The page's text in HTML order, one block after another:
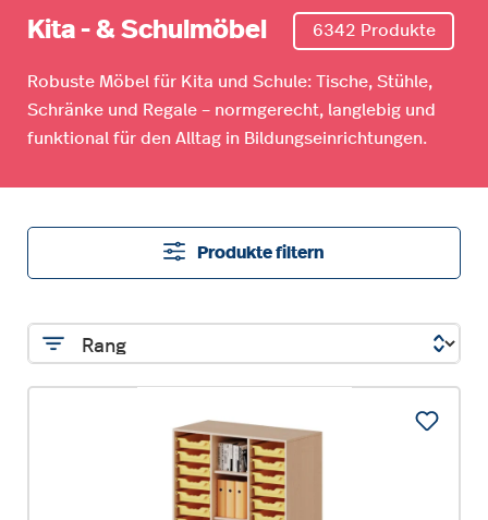
Kita - & Schulmöbel 6342 Produkte
Robuste Möbel für Kita und Schule: Tische, Stühle,
Schränke und Regale – normgerecht, langlebig und
funktional für den Alltag in Bildungseinrichtungen.
Produkte filtern